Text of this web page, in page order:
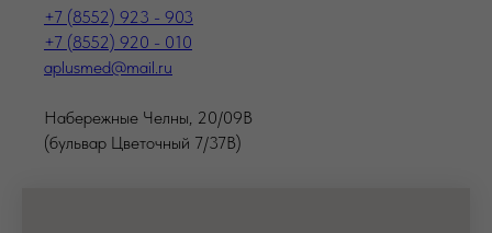
+7 (8552) 923 - 903
+7 (8552) 920 - 010
aplusmed@mail.ru
Набережные Челны, 20/09В
(бульвар Цветочный 7/37В)